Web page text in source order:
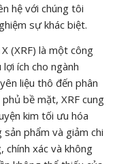
hệ với chúng tôi
sự khác biệt.
(XRF) là một công
ích cho ngành
liệu thô đến phân
bề mặt, XRF cung
kim tối ưu hóa
phẩm và giảm chi
chính xác và không